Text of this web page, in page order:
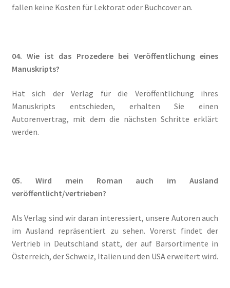
Die Dunkelmagierchroniken Bd. 2
Die Dunkelmagierchroniken Bd. 3
Die Silberwölfe
Echtheit von Bewertungen
Ein Mr. Grey mit Pelz – Emma & Nikita
Einzel Romane
fallen keine Kosten für Lektorat oder Buchcover an.
04. Wie ist das Prozedere bei Veröffentlichungeines
Manuskripts?
Hat sich der Verlag für die Veröffentlichung ihres
Manuskripts entschieden, erhalten Sie einen
Autorenvertrag, mit dem die nächsten Schritte erklärt
werden.
05. Wird mein Roman auch imAusland
veröffentlicht/vertrieben?
Als Verlag sind wir daran interessiert, unsere Autoren auch
im Ausland repräsentiert zu sehen. Vorerst findet der
Vertrieb in Deutschland statt, der auf Barsortimente in
Österreich, der Schweiz, Italien und den USA erweitert wird.